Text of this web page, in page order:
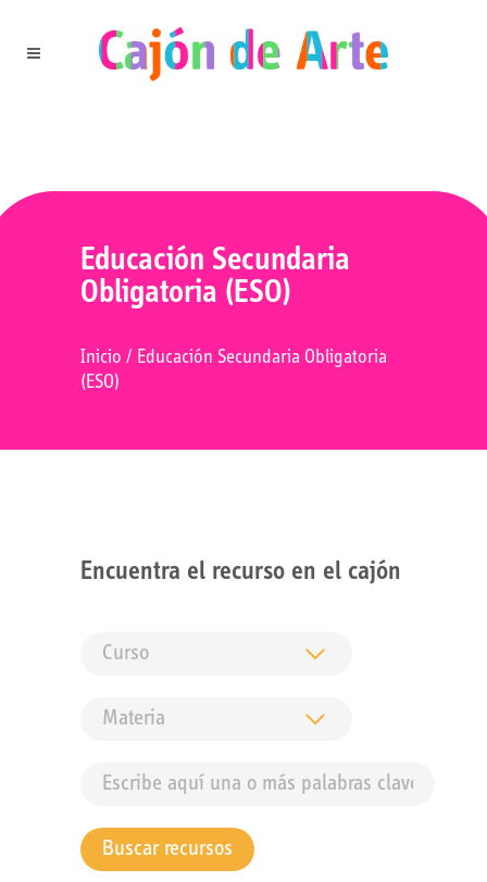
Educación Secundaria
Obligatoria (ESO)
Inicio / Educación Secundaria Obligatoria
(ESO)
Encuentra el recurso en el cajón